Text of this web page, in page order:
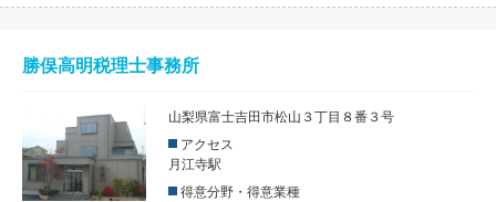
勝俣高明税理士事務所
山梨県富士吉田市松山３丁目８番３号
アクセス
月江寺駅
得意分野・得意業種